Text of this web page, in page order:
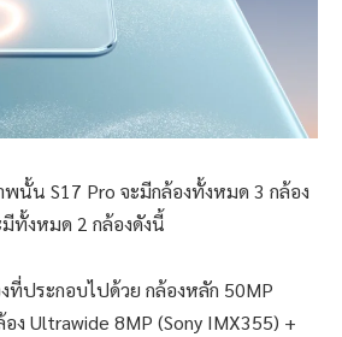
นั้น S17 Pro จะมีกล้องทั้งหมด 3 กล้อง
ทั้งหมด 2 กล้องดังนี้
ที่ประกอบไปด้วย กล้องหลัก 50MP
ง Ultrawide 8MP (Sony IMX355) +